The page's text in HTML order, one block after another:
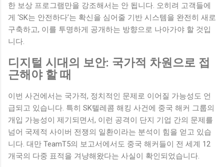
한 보상 프로그램만을 강조해서는 안 됩니다. 오히려 고객들에
게 ‘SK는 안전하다’는 확신을 심어줄 기반 시스템을 완전히 새로
구축하고, 이를 투명하게 공개하는 방향으로 나아가야 할 것입
니다.
디지털 시대의 보안: 국가적 차원으로 접
근해야 할 때
이번 사건에서는 국가적, 정치적인 문제로 이어질 가능성도 언
급되고 있습니다. 특히 SK텔레콤 해킹 사건에 중국 해커 그룹의
개입 가능성이 제기되면서, 이런 공격이 단지 기업 간의 문제를
넘어 국제적 사이버 전쟁의 일환이라는 분석이 힘을 얻고 있습
니다. 대만 TeamT5의 보고서에서도 중국 해커들이 전 세계 12
개국의 다중 표적을 겨냥해왔다는 사실이 확인되었습니다.